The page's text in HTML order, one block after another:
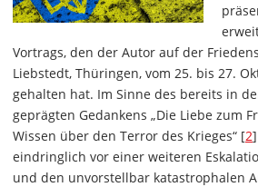
Vortrags, den der Autor auf der
Liebstedt, Thüringen, vom 25. bis 27.
gehalten hat. Im Sinne des bereits in
geprägten Gedankens „Die Liebe zum
Wissen über den Terror des Krieges“ [2
eindringlich vor einer weiteren
und den unvorstellbar katastrophalen